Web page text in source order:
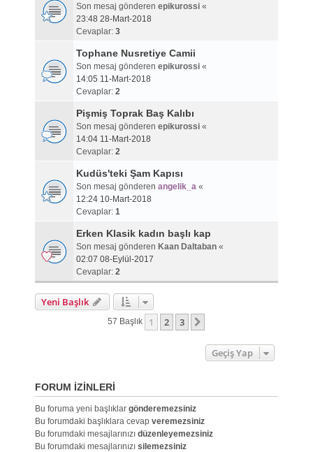
Son mesaj gönderen epikurossi«
23:48 28-Mart-2018
Cevaplar: 3
Tophane Nusretiye Camii
Son mesaj gönderen epikurossi«
14:05 11-Mart-2018
Cevaplar: 2
Pişmiş Toprak Baş Kalıbı
Son mesaj gönderen epikurossi«
14:04 11-Mart-2018
Cevaplar: 2
Kudüs'teki Şam Kapısı
Son mesaj gönderen angelik_a«
12:24 10-Mart-2018
Cevaplar: 1
Erken Klasik kadın başlı kap
Son mesaj gönderen Kaan Daltaban«
02:07 08-Eylül-2017
Cevaplar: 2
Yeni Başlık
57 Başlık 1 2 3
Geçiş Yap
FORUM IZINLERI
Bu foruma yeni başlıklar gönderemezsiniz
Bu forumdaki başlıklara cevap veremezsiniz
Bu forumdaki mesajlarınızı düzenleyemezsiniz
Bu forumdaki mesajlarınızı silemezsiniz